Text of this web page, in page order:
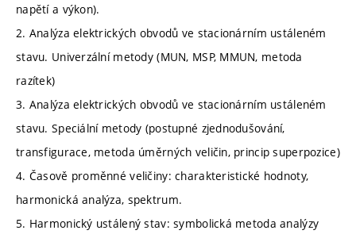
napětí a výkon).
2. Analýza elektrických obvodů ve stacionárním ustáleném
stavu. Univerzální metody (MUN, MSP, MMUN, metoda
razítek)
3. Analýza elektrických obvodů ve stacionárním ustáleném
stavu. Speciální metody (postupné zjednodušování,
transfigurace, metoda úměrných veličin, princip superpozice)
4. Časově proměnné veličiny: charakteristické hodnoty,
harmonická analýza, spektrum.
5. Harmonický ustálený stav: symbolická metoda analýzy